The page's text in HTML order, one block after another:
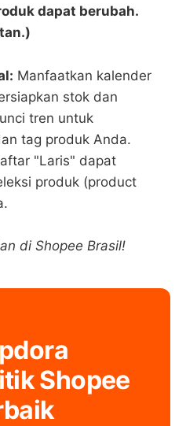
dapat berubah.
Manfaatkan kalender
stok dan
tren untuk
tag produk Anda.
"Laris" dapat
produk (product
di Shopee Brasil!
Shopee